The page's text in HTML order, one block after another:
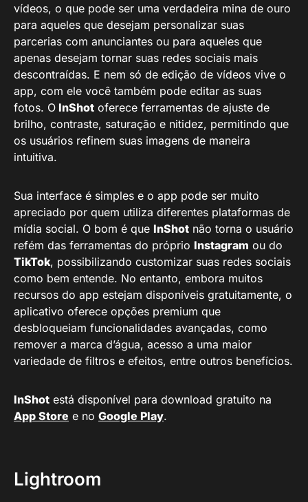
vídeos, o que pode ser uma verdadeira mina de ouro
para aqueles que desejam personalizar suas
parcerias com anunciantes ou para aqueles que
apenas desejam tornar suas redes sociais mais
descontraídas. E nem só de edição de vídeos vive o
app, com ele você também pode editar as suas
fotos. O InShot oferece ferramentas de ajuste de
brilho, contraste, saturação e nitidez, permitindo que
os usuários refinem suas imagens de maneira
intuitiva.
Sua interface é simples e o app pode ser muito
apreciado por quem utiliza diferentes plataformas de
mídia social. O bom é que InShot não torna o usuário
refém das ferramentas do próprio Instagram ou do
TikTok, possibilizando customizar suas redes sociais
como bem entende. No entanto, embora muitos
recursos do app estejam disponíveis gratuitamente, o
aplicativo oferece opções premium que
desbloqueiam funcionalidades avançadas, como
remover a marca d’água, acesso a uma maior
variedade de filtros e efeitos, entre outros benefícios.
InShot está disponível para download gratuito na
App Store e no Google Play.
Lightroom